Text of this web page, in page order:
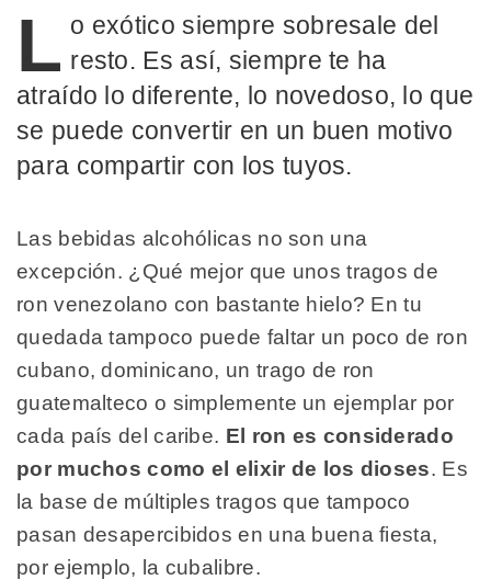
L o exótico siempre sobresale del
resto. Es así, siempre te ha
atraído lo diferente, lo novedoso, lo que
se puede convertir en un buen motivo
para compartir con los tuyos.
Las bebidas alcohólicas no son una
excepción. ¿Qué mejor que unos tragos de
ron venezolano con bastante hielo? En tu
quedada tampoco puede faltar un poco de ron
cubano, dominicano, un trago de ron
guatemalteco o simplemente un ejemplar por
cada país del caribe. El ron es considerado
por muchos como el elixir de los dioses. Es
la base de múltiples tragos que tampoco
pasan desapercibidos en una buena fiesta,
por ejemplo, la cubalibre.